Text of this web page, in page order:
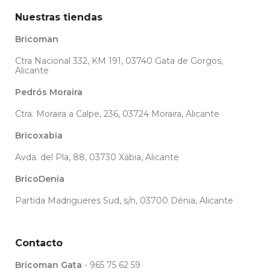
Nuestras tiendas
Bricoman
Ctra Nacional 332, KM 191, 03740 Gata de Gorgos,
Alicante
Pedrós Moraira
Ctra. Moraira a Calpe, 236, 03724 Moraira, Alicante
Bricoxabia
Avda. del Pla, 88, 03730 Xàbia, Alicante
BricoDenia
Partida Madrigueres Sud, s/n, 03700 Dénia, Alicante
Contacto
Bricoman Gata - 965 75 62 59